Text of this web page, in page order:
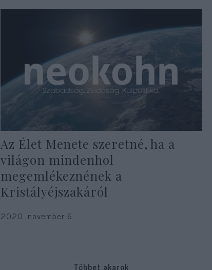
Az Élet Menete szeretné, ha a
világon mindenhol
megemlékeznének a
Kristályéjszakáról
2020. november 6.
Többet akarok